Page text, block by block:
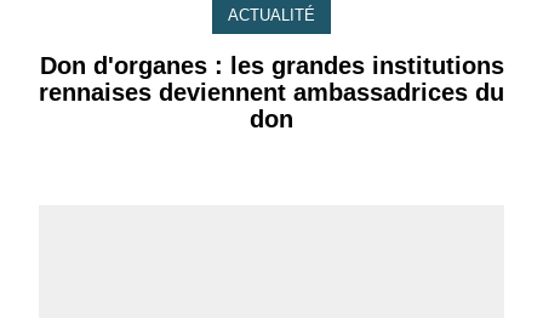
ACTUALITÉ
Don d'organes : les grandes institutions
rennaises deviennent ambassadrices du
don